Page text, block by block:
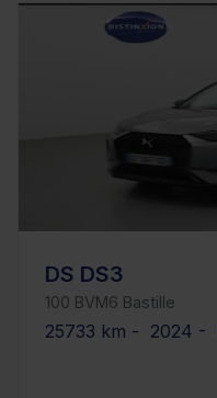
DS DS3
100 BVM6 Bastille
25733 km - 2024 -